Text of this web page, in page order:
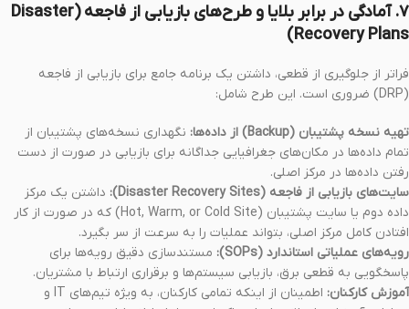
۷. آمادگی در برابر بلایا و طرح‌های بازیابی از فاجعه (Disaster
Recovery Plans)
فراتر از جلوگیری از قطعی، داشتن یک برنامه جامع برای بازیابی از فاجعه
(DRP) ضروری است. این طرح شامل:
تهیه نسخه پشتیبان (Backup) از داده‌ها:
نگهداری نسخه‌های پشتیبان از
تمام داده‌ها در مکان‌های جغرافیایی جداگانه برای بازیابی در صورت از دست
رفتن داده‌ها در مرکز اصلی.
سایت‌های بازیابی از فاجعه (Disaster Recovery Sites):
داشتن یک مرکز
داده دوم یا سایت پشتیبان (Hot, Warm, or Cold Site) که در صورت از کار
افتادن کامل مرکز اصلی، بتواند عملیات را به سرعت از سر بگیرد.
رویه‌های عملیاتی استاندارد (SOPs):
مستندسازی دقیق رویه‌ها برای
پاسخگویی به قطعی برق، بازیابی سیستم‌ها و برقراری ارتباط با مشتریان.
آموزش کارکنان:
اطمینان از اینکه تمامی کارکنان، به ویژه تیم‌های IT و